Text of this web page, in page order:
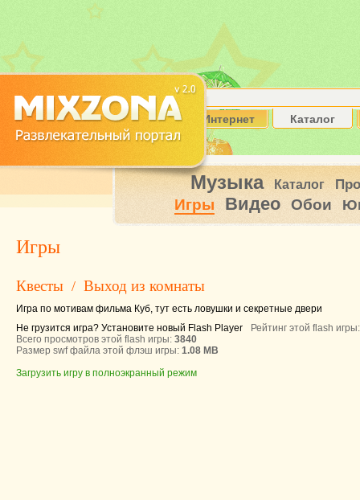
Интернет Каталог
Музыка Каталог
Игры Видео Обои
Игры
Квесты / Выход из комнаты
Игра по мотивам фильма Куб, тут есть ловушки и секретные двери
Не грузится игра? Установите новый Flash Player
Рейтинг этой flash
Всего просмотров этой flash игры: 3840
Размер swf файла этой флэш игры: 1.08 MB
Загрузить игру в полноэкранный режим